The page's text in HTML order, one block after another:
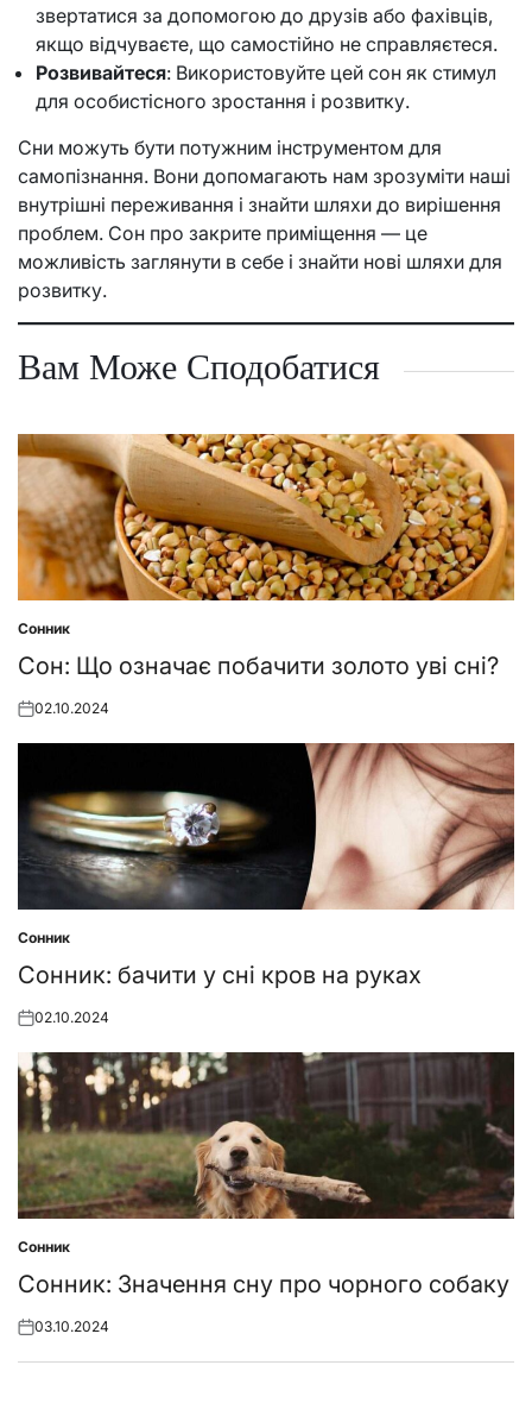
звертатися за допомогою до друзів або фахівців,
якщо відчуваєте, що самостійно не справляєтеся.
Розвивайтеся: Використовуйте цей сон як стимул
для особистісного зростання і розвитку.
Сни можуть бути потужним інструментом для
самопізнання. Вони допомагають нам зрозуміти наші
внутрішні переживання і знайти шляхи до вирішення
проблем. Сон про закрите приміщення — це
можливість заглянути в себе і знайти нові шляхи для
розвитку.
Вам Може Сподобатися
Posted
in
Сонник
Сон: Що означає побачити золото уві сні?
Posted
02.10.2024
Posted
in
Сонник
Сонник: бачити у сні кров на руках
Posted
02.10.2024
Posted
in
Сонник
Сонник: Значення сну про чорного собаку
Posted
03.10.2024